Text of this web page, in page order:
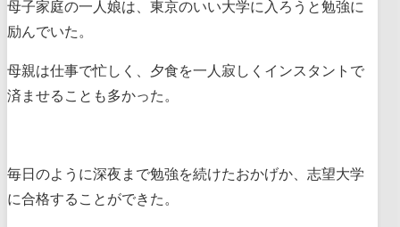
母子家庭の一人娘は、東京のいい大学に入ろうと勉強に
励んでいた。
母親は仕事で忙しく、夕食を一人寂しくインスタントで
済ませることも多かった。
毎日のように深夜まで勉強を続けたおかげか、志望大学
に合格することができた。